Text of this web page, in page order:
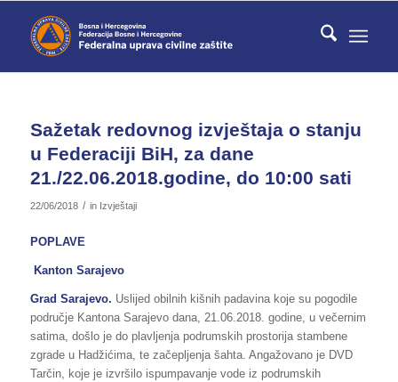
Sažetak redovnog izvještaja o stanju
u Federaciji BiH, za dane
21./22.06.2018.godine, do 10:00 sati
22/06/2018 / in Izvještaji
POPLAVE
Kanton Sarajevo
Grad Sarajevo. Uslijed obilnih kišnih padavina koje su pogodile
područje Kantona Sarajevo dana, 21.06.2018. godine, u večernim
satima, došlo je do plavljenja podrumskih prostorija stambene
zgrade u Hadžićima, te začepljenja šahta. Angažovano je DVD
Tarčin, koje je izvršilo ispumpavanje vode iz podrumskih